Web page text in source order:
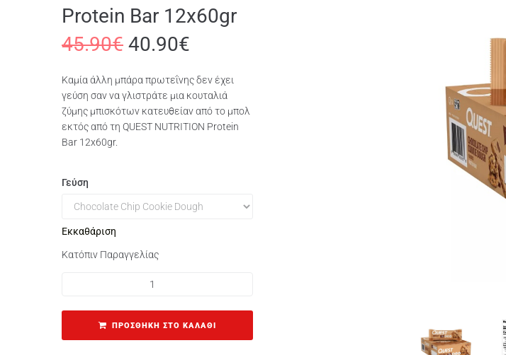
Protein Bar 12x60gr
45.90€ 40.90€
Καμία άλλη μπάρα πρωτεΐνης δεν έχει
γεύση σαν να γλιστράτε μια κουταλιά
ζύμης μπισκότων κατευθείαν από το μπολ
εκτός από τη QUEST NUTRITION Protein
Bar 12x60gr.
Γεύση
Εκκαθάριση
Κατόπιν Παραγγελίας
ΠΡΟΣΘΉΚΗ ΣΤΟ ΚΑΛΆΘΙ